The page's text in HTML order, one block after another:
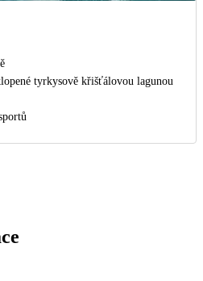
tyrkysově křišťálovou lagunou